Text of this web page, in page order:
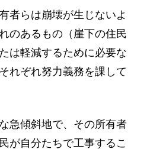
者らは崩壊が生じないよ
のあるもの（崖下の住民
は軽減するために必要な
れぞれ努力義務を課して
急傾斜地で、その所有者
が自分たちで工事するこ